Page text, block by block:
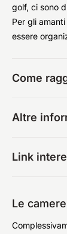
golf, ci sono
Per gli
essere
Come
Altre
Link
Le